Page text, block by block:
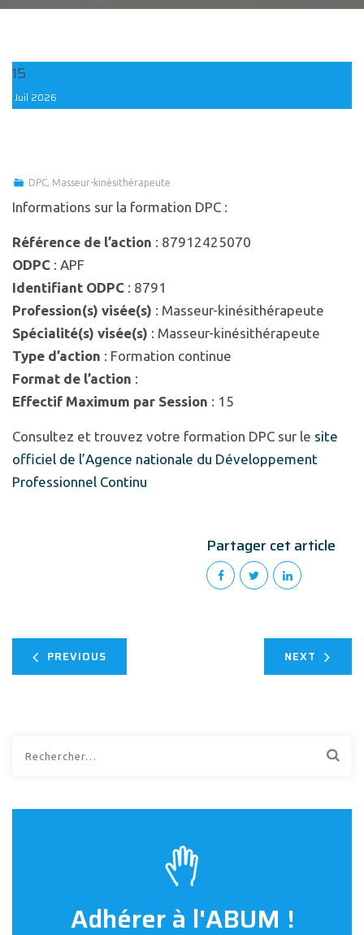
15
Juil 2026
DPC, Masseur-kinésithérapeute
Informations sur la formation DPC :
Référence de l’action : 87912425070
ODPC : APF
Identifiant ODPC : 8791
Profession(s) visée(s) : Masseur-kinésithérapeute
Spécialité(s) visée(s) : Masseur-kinésithérapeute
Type d’action : Formation continue
Format de l’action :
Effectif Maximum par Session : 15
Consultez et trouvez votre formation DPC sur le site
officiel de l’Agence nationale du Développement
Professionnel Continu
Partager cet article
PREVIOUS NEXT
Adhérer à l'ABUM !